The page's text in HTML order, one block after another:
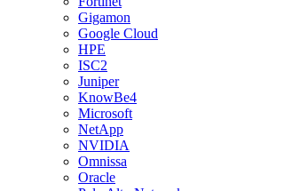
Gigamon
Google Cloud
HPE
ISC2
Juniper
KnowBe4
Microsoft
NetApp
NVIDIA
Omnissa
Oracle